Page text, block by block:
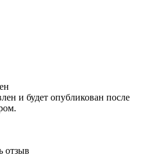
и будет опубликован после
отзыв